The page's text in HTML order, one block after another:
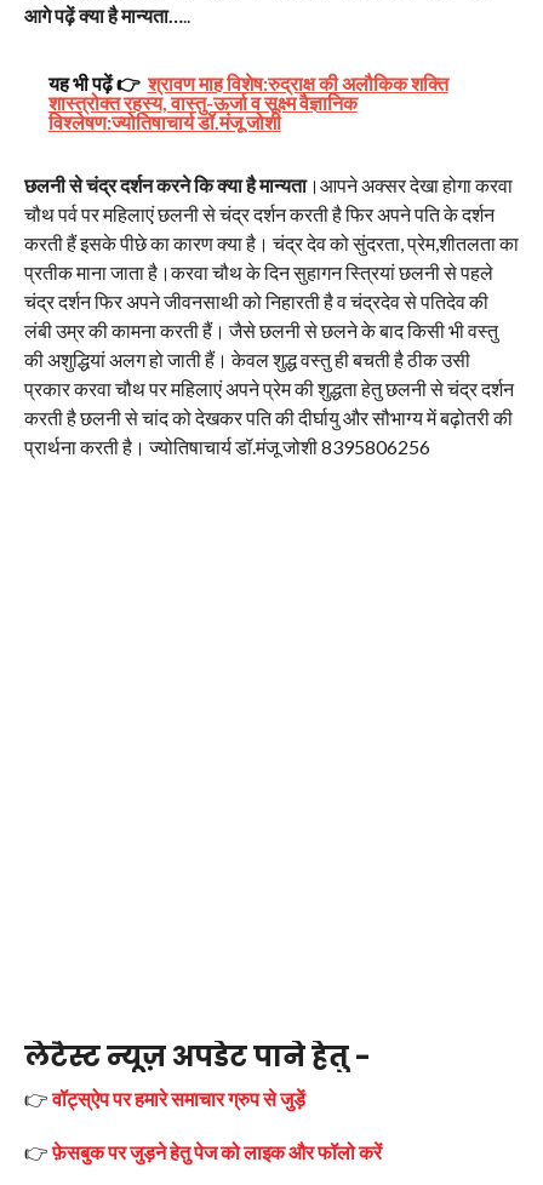
आगे पढ़ें क्या है मान्यता…
यह भी पढ़ें 👉 श्रावण माह विशेष:रुद्राक्ष की अलौकिक शक्ति
शास्त्रोक्त रहस्य, वास्तु-ऊर्जा व सूक्ष्म वैज्ञानिक
विश्लेषण:ज्योतिषाचार्य डॉ.मंजू जोशी
छलनी से चंद्र दर्शन करने कि क्या है मान्यता।आपने अक्सर देखा होगा करवा
चौथ पर्व पर महिलाएं छलनी से चंद्र दर्शन करती है फिर अपने पति के दर्शन
करती हैं इसके पीछे का कारण क्या है। चंद्र देव को सुंदरता, प्रेम,शीतलता का
प्रतीक माना जाता है।करवा चौथ के दिन सुहागन स्त्रियां छलनी से पहले
चंद्र दर्शन फिर अपने जीवनसाथी को निहारती है व चंद्रदेव से पतिदेव की
लंबी उम्र की कामना करती हैं। जैसे छलनी से छलने के बाद किसी भी वस्तु
की अशुद्धियां अलग हो जाती हैं। केवल शुद्ध वस्तु ही बचती है ठीक उसी
प्रकार करवा चौथ पर महिलाएं अपने प्रेम की शुद्धता हेतु छलनी से चंद्र दर्शन
करती है छलनी से चांद को देखकर पति की दीर्घायु और सौभाग्य में बढ़ोतरी की
प्रार्थना करती है। ज्योतिषाचार्य डॉ.मंजू जोशी 8395806256
लेटैस्ट न्यूज़ अपडेट पाने हेतु -
👉वॉट्स्ऐप पर हमारे समाचार ग्रुप से जुड़ें
👉फ़ेसबुक पर जुड़ने हेतु पेज को लाइक और फॉलो करें